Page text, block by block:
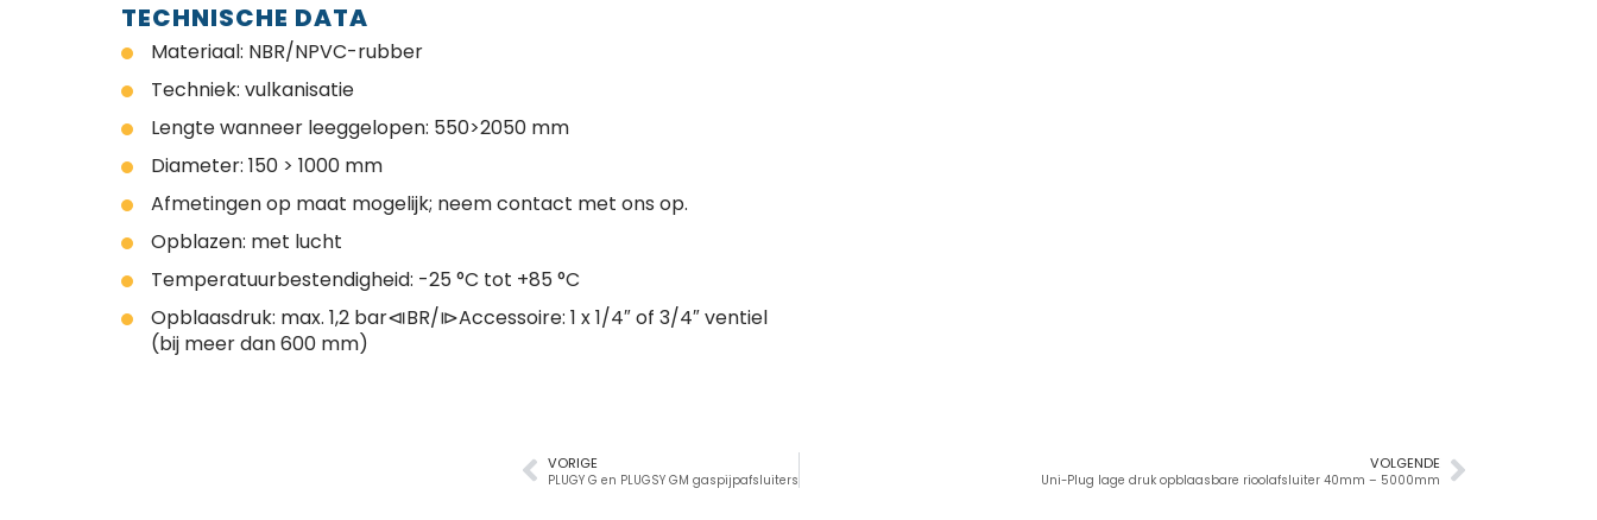
TECHNISCHE DATA
Materiaal: NBR/NPVC-rubber
Techniek: vulkanisatie
Lengte wanneer leeggelopen: 550>2050 mm
Diameter: 150 > 1000 mm
Afmetingen op maat mogelijk; neem contact met ons op.
Opblazen: met lucht
Temperatuurbestendigheid: -25 °C tot +85 °C
Opblaasdruk: max. 1,2 bar⧏BR/⧐Accessoire: 1 x 1/4″ of 3/4″ ventiel
(bij meer dan 600 mm)
VOLGENDE
Uni-Plug lage druk opblaasbare rioolafsluiter 40mm – 5000mm
VORIGE
PLUGY G en PLUGSY GM gaspijpafsluiters